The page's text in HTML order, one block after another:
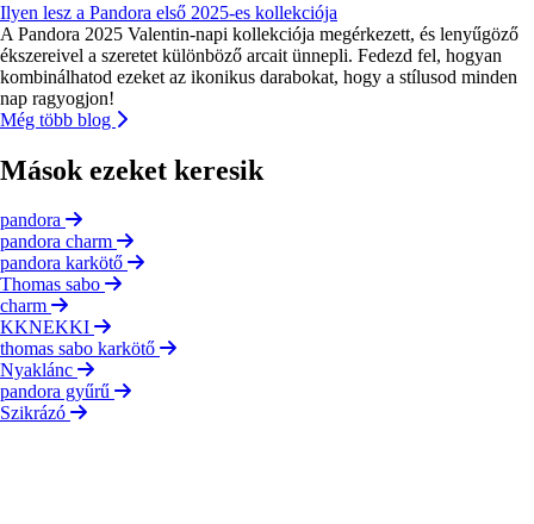
Ilyen lesz a Pandora első 2025-es kollekciója
A Pandora 2025 Valentin-napi kollekciója megérkezett, és lenyűgöző
ékszereivel a szeretet különböző arcait ünnepli. Fedezd fel, hogyan
kombinálhatod ezeket az ikonikus darabokat, hogy a stílusod minden
nap ragyogjon!
Még több blog
Mások ezeket keresik
pandora
pandora charm
pandora karkötő
Thomas sabo
charm
KKNEKKI
thomas sabo karkötő
Nyaklánc
pandora gyűrű
Szikrázó